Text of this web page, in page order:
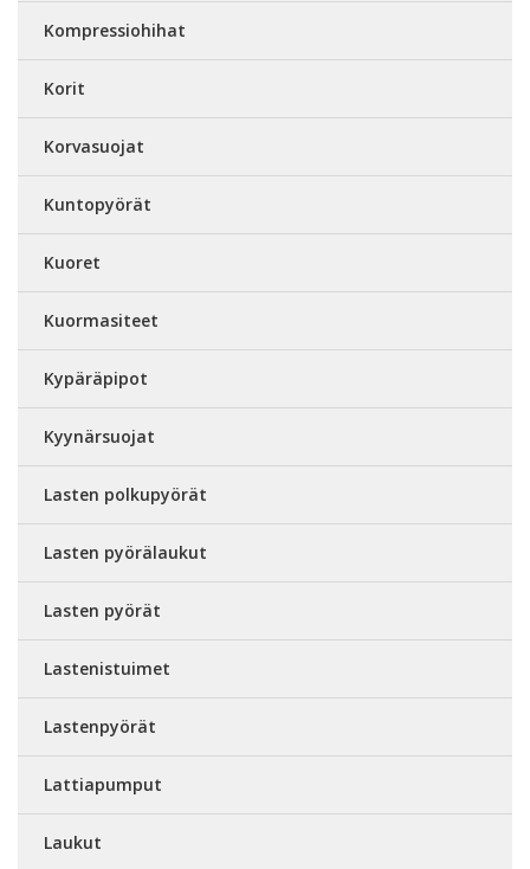
Kompressiohihat
Korit
Korvasuojat
Kuntopyörät
Kuoret
Kuormasiteet
Kypäräpipot
Kyynärsuojat
Lasten polkupyörät
Lasten pyörälaukut
Lasten pyörät
Lastenistuimet
Lastenpyörät
Lattiapumput
Laukut